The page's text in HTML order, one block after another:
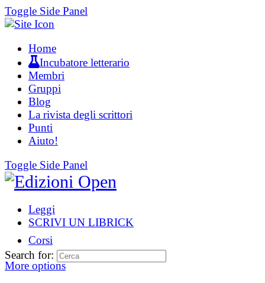
Toggle Side Panel
Home
Incubatore letterario
Membri
Gruppi
Blog
La rivista degli scrittori
Punti
Aiuto!
Toggle Side Panel
Leggi
SCRIVI UN LIBRICK
Corsi
More options
Search for: